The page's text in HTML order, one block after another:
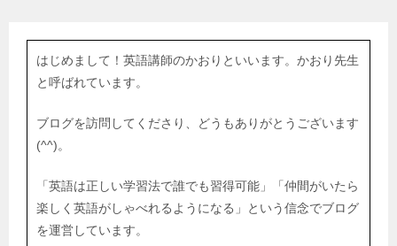
はじめまして！英語講師のかおりといいます。かおり先生
と呼ばれています。
ブログを訪問してくださり、どうもありがとうございます
(^^)。
「英語は正しい学習法で誰でも習得可能」「仲間がいたら
楽しく英語がしゃべれるようになる」という信念でブログ
を運営しています。